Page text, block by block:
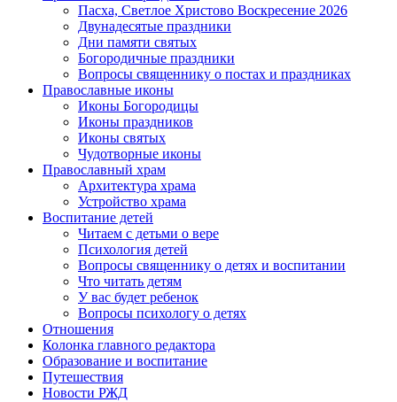
Пасха, Светлое Христово Воскресение 2026
Двунадесятые праздники
Дни памяти святых
Богородичные праздники
Вопросы священнику о постах и праздниках
Православные иконы
Иконы Богородицы
Иконы праздников
Иконы святых
Чудотворные иконы
Православный храм
Архитектура храма
Устройство храма
Воспитание детей
Читаем с детьми о вере
Психология детей
Вопросы священнику о детях и воспитании
Что читать детям
У вас будет ребенок
Вопросы психологу о детях
Отношения
Колонка главного редактора
Образование и воспитание
Путешествия
Новости РЖД